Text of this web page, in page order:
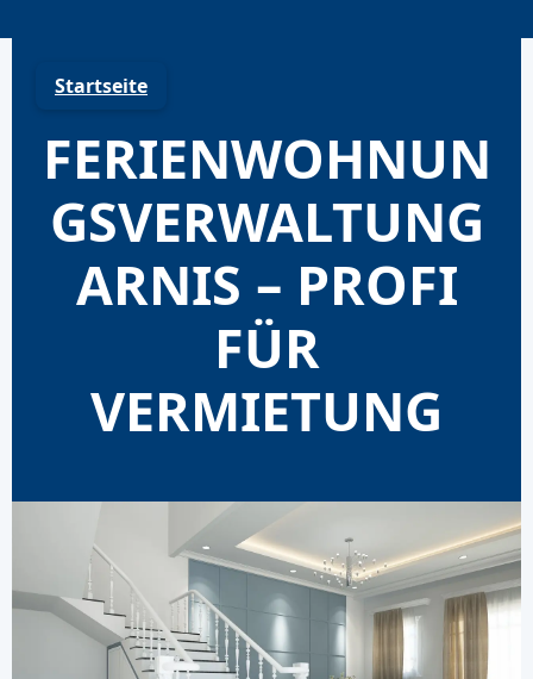
to
Startseite
FERIENWOHNUN
GSVERWALTUNG
ARNIS – PROFI
FÜR
VERMIETUNG